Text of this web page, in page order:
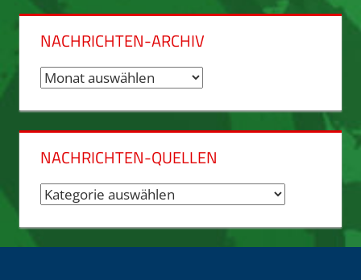
NACHRICHTEN-ARCHIV
Nachrichten-
NACHRICHTEN-QUELLEN
Nachrichten-